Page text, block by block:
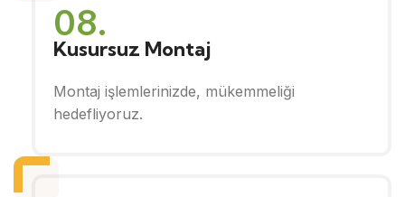
08.
Kusursuz Montaj
Montaj işlemlerinizde, mükemmeliği
hedefliyoruz.